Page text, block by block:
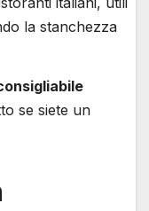
la stanchezza
se siete un